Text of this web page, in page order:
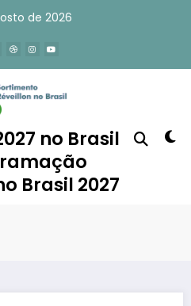
de 2026
no Brasil
Brasil 2027